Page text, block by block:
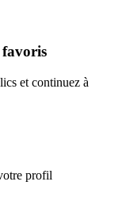
favoris
et continuez à
profil